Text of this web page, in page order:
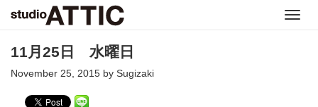
11月25日 水曜日
November 25, 2015 by Sugizaki